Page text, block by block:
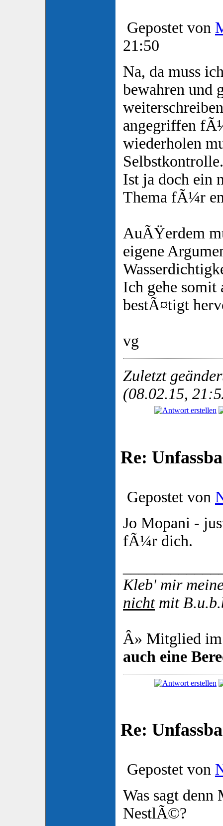
Gepostet von
21:50
Na, da muss
bewahren und
angegriffen
wiederholen
Selbstkontrolle.
Ist ja doch ein
Thema fÃ¼r
AuÃŸerdem
eigene
Ich gehe somit
bestÃ¤tigt
vg
Zuletzt
(08.02.15,
Re:
Gepostet von
Jo Mopani -
fÃ¼r dich.
Kleb' mir
nichtmit
Â» Mitglied
auch eine
Re:
Gepostet von
Was sagt
NestlÃ©?